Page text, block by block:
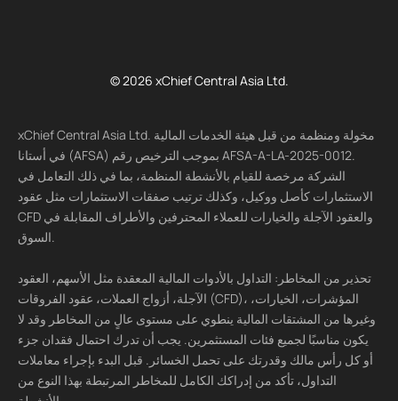
© 2026 xChief Central Asia Ltd.
xChief Central Asia Ltd. مخولة ومنظمة من قبل هيئة الخدمات المالية
في أستانا (AFSA) بموجب الترخيص رقم AFSA-A-LA-2025-0012.
الشركة مرخصة للقيام بالأنشطة المنظمة، بما في ذلك التعامل في
الاستثمارات كأصل ووكيل، وكذلك ترتيب صفقات الاستثمارات مثل عقود
CFD والعقود الآجلة والخيارات للعملاء المحترفين والأطراف المقابلة في
السوق.
تحذير من المخاطر: التداول بالأدوات المالية المعقدة مثل الأسهم، العقود
الآجلة، أزواج العملات، عقود الفروقات (CFD)، المؤشرات، الخيارات،
وغيرها من المشتقات المالية ينطوي على مستوى عالٍ من المخاطر وقد لا
يكون مناسبًا لجميع فئات المستثمرين. يجب أن تدرك احتمال فقدان جزء
أو كل رأس مالك وقدرتك على تحمل الخسائر. قبل البدء بإجراء معاملات
التداول، تأكد من إدراكك الكامل للمخاطر المرتبطة بهذا النوع من